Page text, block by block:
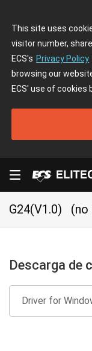
This site uses
visitor number,
ECS's Privacy Policy
browsing our
ECS' use of cookies
G24(V1.0) (no
Descarga de